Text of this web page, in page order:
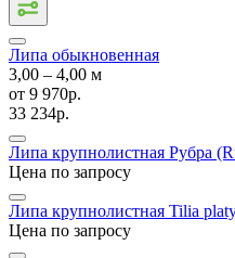
Липа обыкновенная
3,00 ‒ 4,00 м
от 9 970р.
33 234р.
Липа крупнолистная Рубра
Цена по запросу
Липа крупнолистная Tilia
Цена по запросу